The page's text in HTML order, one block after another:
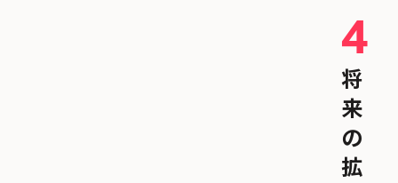
4
将
来
の
拡